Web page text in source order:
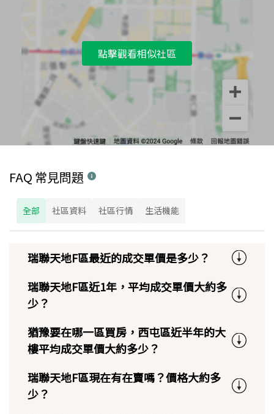
點擊觀看相似社區
FAQ 常見問題
全部 社區資料 社區行情 生活機能
瑞聯天地F區最近的成交單價是多少？
瑞聯天地F區近1年，平均成交單價大約多
少？
猶豫要在哪一區買房，西屯區近半年的大
樓平均成交單價大約多少？
瑞聯天地F區現在有在賣嗎？價格大約多
少？